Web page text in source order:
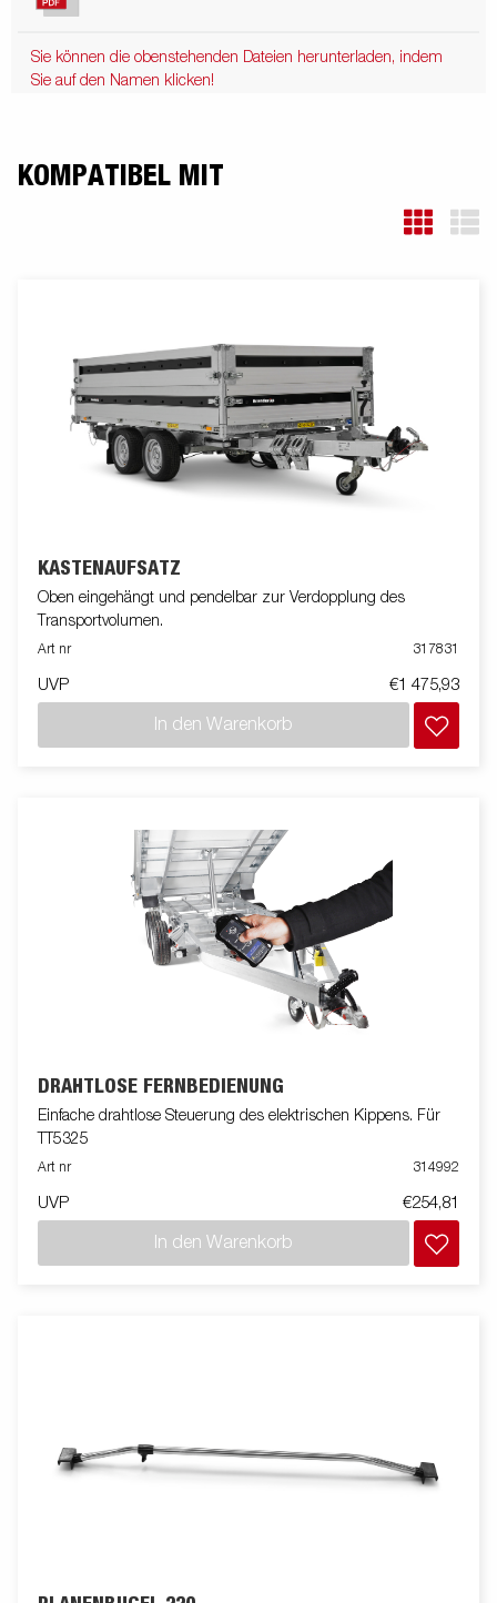
Sie können die obenstehenden Dateien herunterladen, indem
Sie auf den Namen klicken!
KOMPATIBEL MIT
KASTENAUFSATZ
Oben eingehängt und pendelbar zur Verdopplung des
Transportvolumen.
Art nr 317831
UVP €1 475,93
In den Warenkorb
DRAHTLOSE FERNBEDIENUNG
Einfache drahtlose Steuerung des elektrischen Kippens. Für
TT5325
Art nr 314992
UVP €254,81
In den Warenkorb